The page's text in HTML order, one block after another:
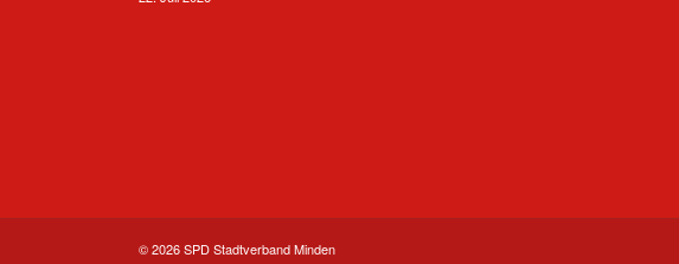
© 2026 SPD Stadtverband Minden